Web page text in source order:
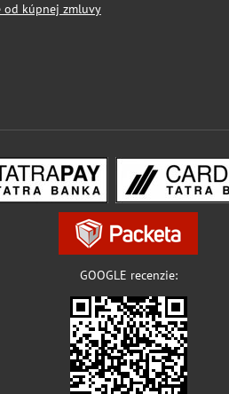
od kúpnej zmluvy
GOOGLE recenzie: